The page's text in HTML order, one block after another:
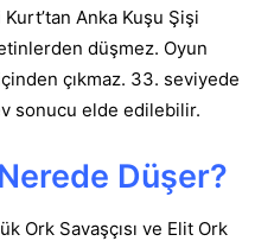
Anka Kuşu Şişi
düşmez. Oyun
çıkmaz. 33. seviyede
sonucu elde edilebilir.
Nerede Düşer?
Ork Savaşçısı ve Elit Ork